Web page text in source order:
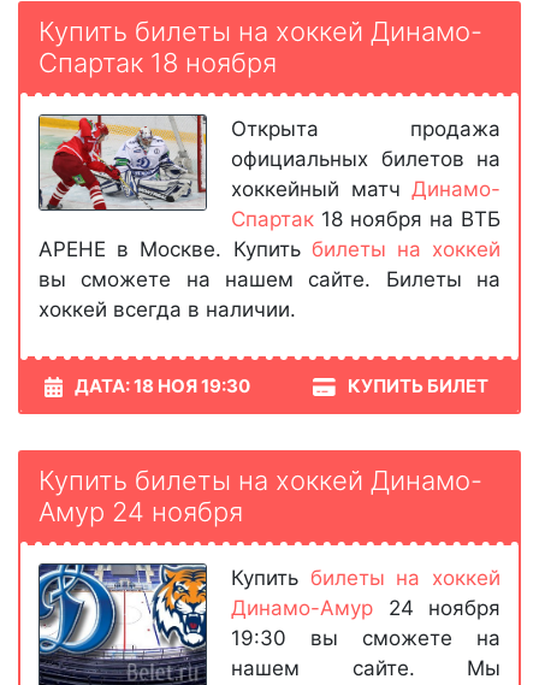
Купить билеты на хоккей Динамо-
Спартак 18 ноября
Открыта продажа
официальных билетов на
хоккейный матч Динамо-
Спартак 18 ноября на ВТБ
АРЕНЕ в Москве. Купить билеты на хоккей
вы сможете на нашем сайте. Билеты на
хоккей всегда в наличии.
ДАТА: 18 НОЯ 19:30 КУПИТЬ БИЛЕТ
Купить билеты на хоккей Динамо-
Амур 24 ноября
Купить билеты на хоккей
Динамо-Амур 24 ноября
19:30 вы сможете на
нашем сайте. Мы